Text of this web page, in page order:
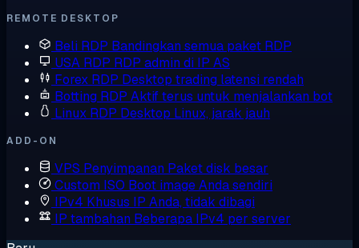
REMOTE DESKTOP
Beli RDP Bandingkan semua paket RDP
USA RDP RDP admin di IP AS
Forex RDP Desktop trading latensi rendah
Botting RDP Aktif terus untuk menjalankan bot
Linux RDP Desktop Linux, jarak jauh
ADD-ON
VPS Penyimpanan Paket disk besar
Custom ISO Boot image Anda sendiri
IPv4 Khusus IP Anda, tidak dibagi
IP tambahan Beberapa IPv4 per server